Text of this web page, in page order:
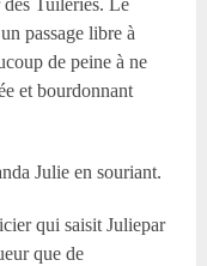
des Tuileries. Le
passage libre à
de peine à ne
et bourdonnant
Julie en souriant.
qui saisit Juliepar
que de